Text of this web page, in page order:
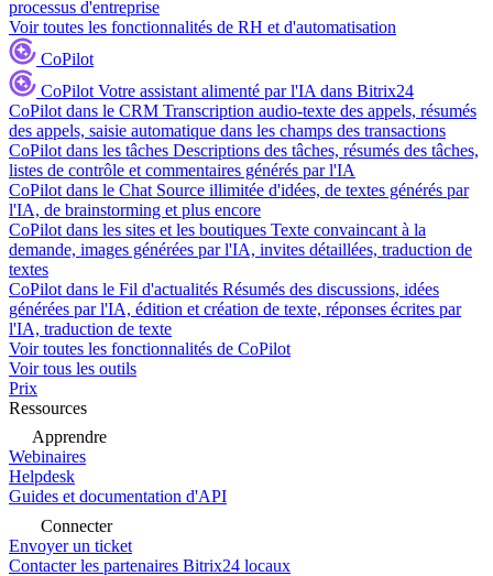
processus d'entreprise
Voir toutes les fonctionnalités de RH et d'automatisation
CoPilot
CoPilot Votre assistant alimenté par l'IA dans Bitrix24
CoPilot dans le CRM Transcription audio-texte des appels, résumés
des appels, saisie automatique dans les champs des transactions
CoPilot dans les tâches Descriptions des tâches, résumés des tâches,
listes de contrôle et commentaires générés par l'IA
CoPilot dans le Chat Source illimitée d'idées, de textes générés par
l'IA, de brainstorming et plus encore
CoPilot dans les sites et les boutiques Texte convaincant à la
demande, images générées par l'IA, invites détaillées, traduction de
textes
CoPilot dans le Fil d'actualités Résumés des discussions, idées
générées par l'IA, édition et création de texte, réponses écrites par
l'IA, traduction de texte
Voir toutes les fonctionnalités de CoPilot
Voir tous les outils
Prix
Ressources
Apprendre
Webinaires
Helpdesk
Guides et documentation d'API
Connecter
Envoyer un ticket
Contacter les partenaires Bitrix24 locaux